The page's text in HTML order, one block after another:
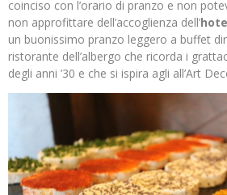
coinciso con l’orario di pranzo e non
non approfittare dell’accoglienza dell’
un buonissimo pranzo leggero a buffet
ristorante dell’albergo che ricorda i
degli anni ’30 e che si ispira agli all’Art